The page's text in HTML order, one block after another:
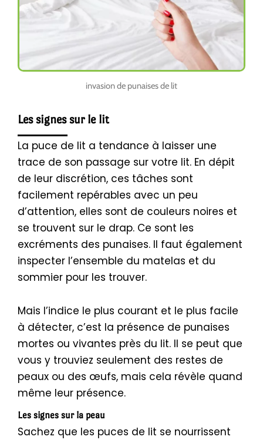
invasion de punaises de lit
Les signes sur le lit
La puce de lit a tendance à laisser une
trace de son passage sur votre lit. En dépit
de leur discrétion, ces tâches sont
facilement repérables avec un peu
d’attention, elles sont de couleurs noires et
se trouvent sur le drap. Ce sont les
excréments des punaises. Il faut également
inspecter l’ensemble du matelas et du
sommier pour les trouver.
Mais l’indice le plus courant et le plus facile
à détecter, c’est la présence de punaises
mortes ou vivantes près du lit. Il se peut que
vous y trouviez seulement des restes de
peaux ou des œufs, mais cela révèle quand
même leur présence.
Les signes sur la peau
Sachez que les puces de lit se nourrissent